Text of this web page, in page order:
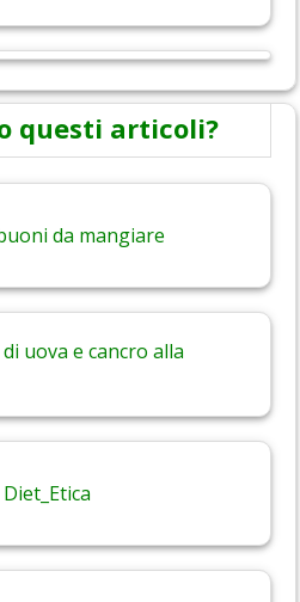
questi articoli?
da mangiare
uova e cancro alla